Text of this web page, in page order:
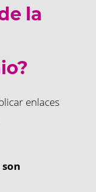
la
enlaces
son